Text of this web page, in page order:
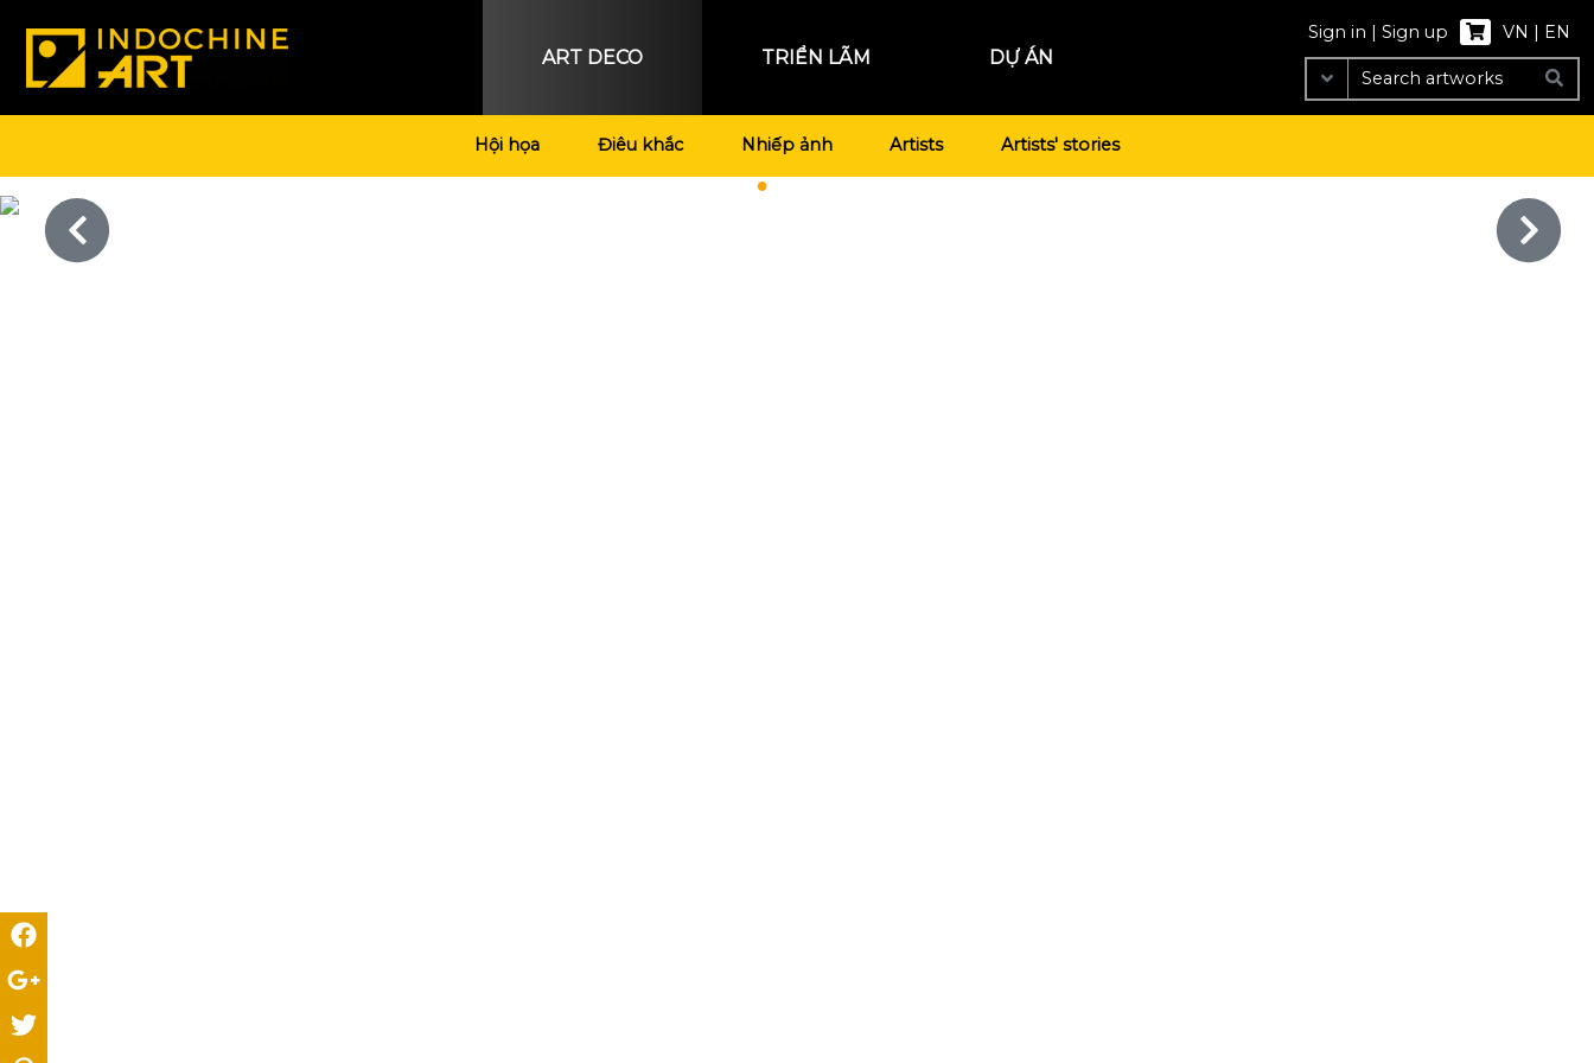
ART DECO TRIỂN LÃM DỰ ÁN
Sign in | Sign up VN | EN
Hội họa Điêu khắc Nhiếp ảnh Artists Artists' stories